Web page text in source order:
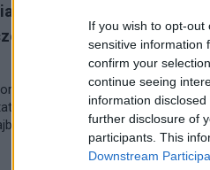
If you wish to opt-
sensitive information
confirm your
continue seeing
information
further disclosure of
participants. This
Downstream
kliniczne
przeciw
tak, mamy
w sieci pojawiły się
obiecującego
Czy
się